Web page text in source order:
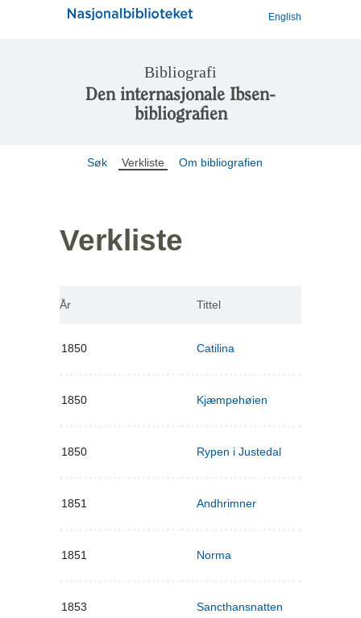
English
Bibliografi
Den internasjonale Ibsen-
bibliografien
Søk Verkliste Om bibliografien
Verkliste
År Tittel
1850 Catilina
1850 Kjæmpehøien
1850 Rypen i Justedal
1851 Andhrimner
1851 Norma
1853 Sancthansnatten